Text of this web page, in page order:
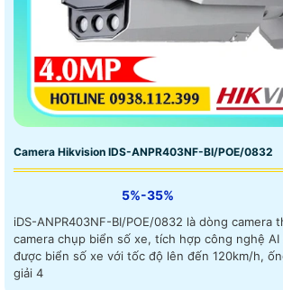
Camera Hikvision IDS-ANPR403NF-BI/POE/0832
5%-35%
iDS-ANPR403NF-BI/POE/0832 là dòng camera
camera chụp biển số xe, tích hợp công nghệ
được biển số xe với tốc độ lên đến 120km/h,
giải 4